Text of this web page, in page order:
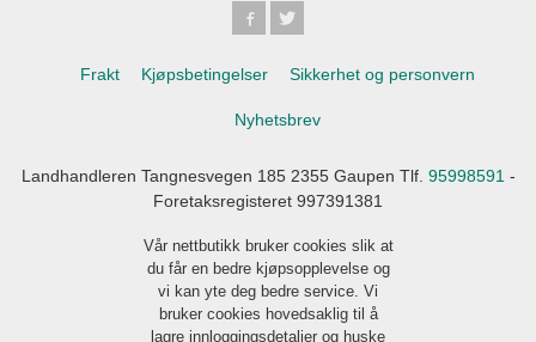
Frakt Kjøpsbetingelser Sikkerhet og personvern
Nyhetsbrev
Landhandleren Tangnesvegen 185 2355 Gaupen Tlf. 95998591 -
Foretaksregisteret 997391381
Vår nettbutikk bruker cookies slik at
du får en bedre kjøpsopplevelse og
vi kan yte deg bedre service. Vi
bruker cookies hovedsaklig til å
lagre innloggingsdetaljer og huske